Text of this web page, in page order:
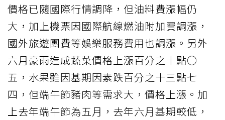
價格已隨國際行情調降，但油料費漲幅仍
大，加上機票因國際航線燃油附加費調漲，
國外旅遊團費等娛樂服務費用也調漲。另外
六月豪雨造成蔬菜價格上漲百分之十點○
五，水果雖因基期因素跌百分之十三點七
四，但端午節豬肉等需求大，價格上漲。加
上去年端午節為五月，去年六月基期較低，